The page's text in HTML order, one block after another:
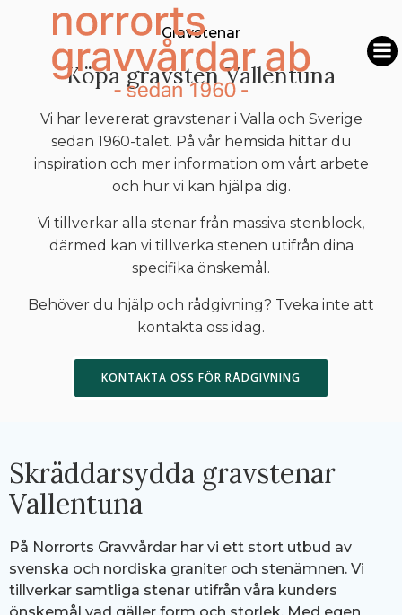
Hoppa
till
innehåll
Gravstenar
Köpa gravsten Vallentuna
Vi har levererat gravstenar i Valla och Sverige
sedan 1960-talet. På vår hemsida hittar du
inspiration och mer information om vårt arbete
och hur vi kan hjälpa dig.
Vi tillverkar alla stenar från massiva stenblock,
därmed kan vi tillverka stenen utifrån dina
specifika önskemål.
Behöver du hjälp och rådgivning? Tveka inte att
kontakta oss idag.
KONTAKTA OSS FÖR RÅDGIVNING
Skräddarsydda gravstenar
Vallentuna
På Norrorts Gravvårdar har vi ett stort utbud av
svenska och nordiska graniter och stenämnen. Vi
tillverkar samtliga stenar utifrån våra kunders